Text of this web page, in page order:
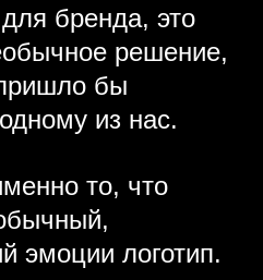
для бренда, это
решение,
бы
из нас.
то, что
эмоции логотип.